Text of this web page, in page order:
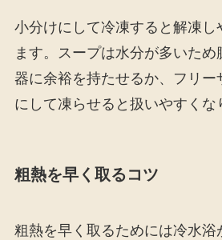
小分けにして冷凍すると解凍し
ます。スープは水分が多いた
器に余裕を持たせるか、フリー
にして凍らせると扱いやすくな
粗熱を早く取るコツ
粗熱を早く取るためには冷水浴